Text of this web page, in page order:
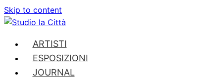
Skip to content
ARTISTI
ESPOSIZIONI
JOURNAL